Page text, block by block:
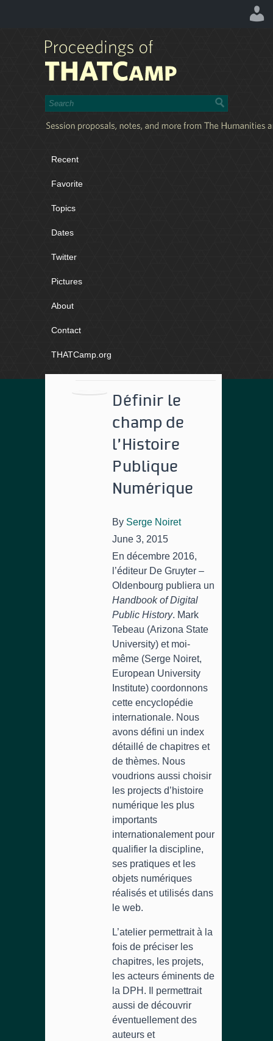
Recent
Favorite
Topics
Dates
Twitter
Pictures
About
Contact
THATCamp.org
Définir le
champ de
l’Histoire
Publique
Numérique
By Serge Noiret
June 3, 2015
En décembre 2016,
l’éditeur De Gruyter –
Oldenbourg publiera un
Handbook of Digital
Public History. Mark
Tebeau (Arizona State
University) et moi-
même (Serge Noiret,
European University
Institute) coordonnons
cette encyclopédie
internationale. Nous
avons défini un index
détaillé de chapitres et
de thèmes. Nous
voudrions aussi choisir
les projects d’histoire
numérique les plus
importants
internationalement pour
qualifier la discipline,
ses pratiques et les
objets numériques
réalisés et utilisés dans
le web.
L’atelier permettrait à la
fois de préciser les
chapitres, les projets,
les acteurs éminents de
la DPH. Il permettrait
aussi de découvrir
éventuellement des
auteurs et